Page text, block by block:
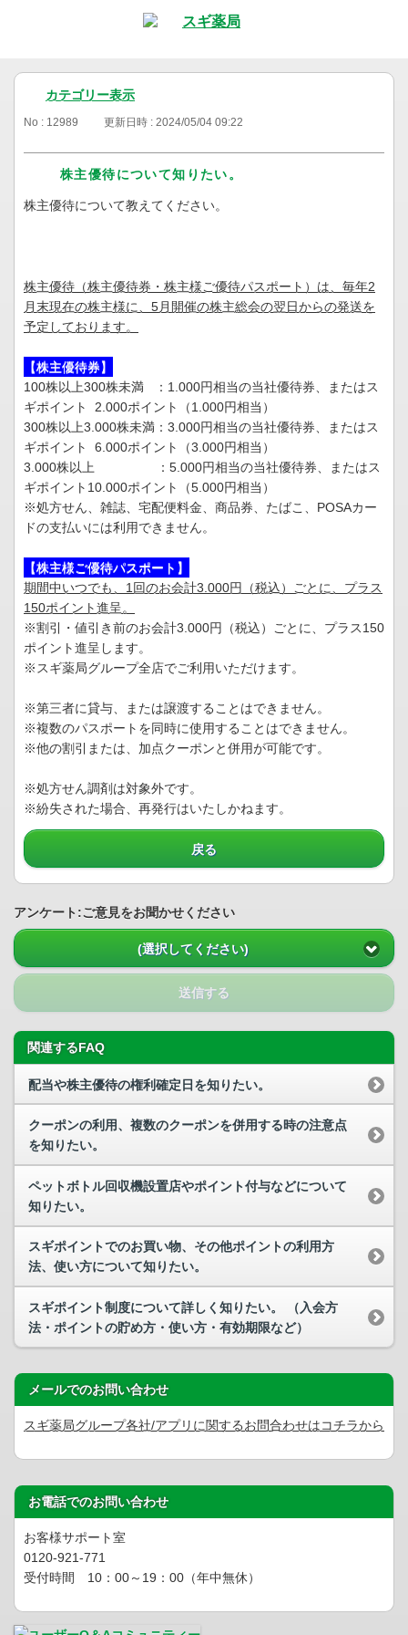
カテゴリー表示
No : 12989 更新日時 : 2024/05/04 09:22
株主優待について知りたい。
株主優待について教えてください。
株主優待（株主優待券・株主様ご優待パスポート）は、毎年2
月末現在の株主様に、5月開催の株主総会の翌日からの発送を
予定しております。
【株主優待券】
100株以上300株未満 ：1.000円相当の当社優待券、またはス
ギポイント 2.000ポイント（1.000円相当）
300株以上3.000株未満：3.000円相当の当社優待券、またはス
ギポイント 6.000ポイント（3.000円相当）
3.000株以上 ：5.000円相当の当社優待券、またはス
ギポイント10.000ポイント（5.000円相当）
※処方せん、雑誌、宅配便料金、商品券、たばこ、POSAカー
ドの支払いには利用できません。
【株主様ご優待パスポート】
期間中いつでも、1回のお会計3.000円（税込）ごとに、プラス
150ポイント進呈。
※割引・値引き前のお会計3.000円（税込）ごとに、プラス150
ポイント進呈します。
※スギ薬局グループ全店でご利用いただけます。
※第三者に貸与、または譲渡することはできません。
※複数のパスポートを同時に使用することはできません。
※他の割引または、加点クーポンと併用が可能です。
※処方せん調剤は対象外です。
※紛失された場合、再発行はいたしかねます。
戻る
アンケート:ご意見をお聞かせください
(選択してください)
送信する
関連するFAQ
配当や株主優待の権利確定日を知りたい。
クーポンの利用、複数のクーポンを併用する時の注意点
を知りたい。
ペットボトル回収機設置店やポイント付与などについて
知りたい。
スギポイントでのお買い物、その他ポイントの利用方
法、使い方について知りたい。
スギポイント制度について詳しく知りたい。 （入会方
法・ポイントの貯め方・使い方・有効期限など）
メールでのお問い合わせ
スギ薬局グループ各社/アプリに関するお問合わせはコチラから
お電話でのお問い合わせ
お客様サポート室
0120-921-771
受付時間 10：00～19：00（年中無休）